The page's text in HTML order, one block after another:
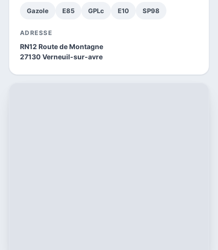
Gazole E85 GPLc E10 SP98
ADRESSE
RN12 Route de Montagne
27130 Verneuil-sur-avre